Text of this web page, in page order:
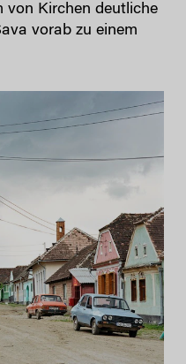
von Kirchen deutliche
vorab zu einem